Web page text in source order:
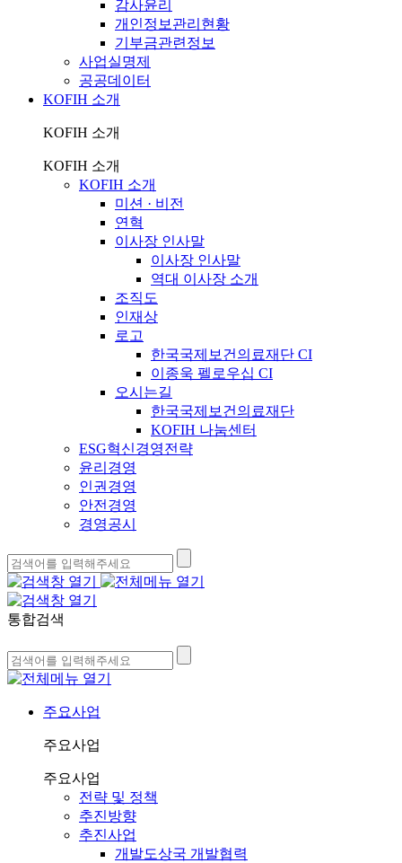
감사윤리
개인정보관리현황
기부금관련정보
사업실명제
공공데이터
KOFIH 소개
KOFIH 소개
KOFIH 소개
KOFIH 소개
미션 · 비전
연혁
이사장 인사말
이사장 인사말
역대 이사장 소개
조직도
인재상
로고
한국국제보건의료재단 CI
이종욱 펠로우십 CI
오시는길
한국국제보건의료재단
KOFIH 나눔센터
ESG혁신경영전략
윤리경영
인권경영
안전경영
경영공시
통합검색
주요사업
주요사업
주요사업
전략 및 정책
추진방향
추진사업
개발도상국 개발협력